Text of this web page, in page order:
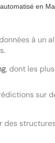
en
à un
, dont les
sur
des